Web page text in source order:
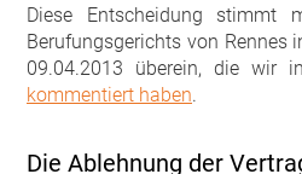
Diese Entscheidung stimmt
Berufungsgerichts von Rennes
09.04.2013 überein, die wir
kommentiert haben.
Die Ablehnung der